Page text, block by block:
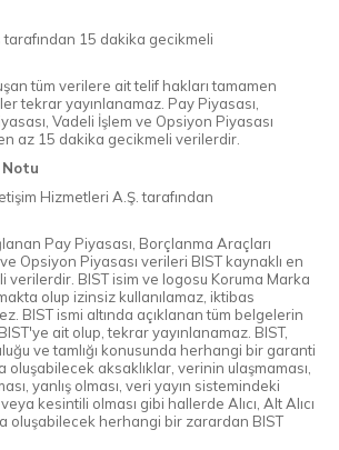
15 dakika gecikmeli
tüm verilere ait telif hakları tamamen
tekrar yayınlanamaz. Pay Piyasası,
Vadeli İşlem ve Opsiyon Piyasası
az 15 dakika gecikmeli verilerdir.
Notu
Hizmetleri A.Ş. tarafından
Pay Piyasası, Borçlanma Araçları
Opsiyon Piyasası verileri BIST kaynaklı en
verilerdir. BIST isim ve logosu Koruma Marka
olup izinsiz kullanılamaz, iktibas
BIST ismi altında açıklanan tüm belgelerin
ait olup, tekrar yayınlanamaz. BIST,
ve tamlığı konusunda herhangi bir garanti
oluşabilecek aksaklıklar, verinin ulaşmaması,
yanlış olması, veri yayın sistemindeki
kesintili olması gibi hallerde Alıcı, Alt Alıcı
oluşabilecek herhangi bir zarardan BIST